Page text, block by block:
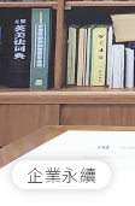
企業永續